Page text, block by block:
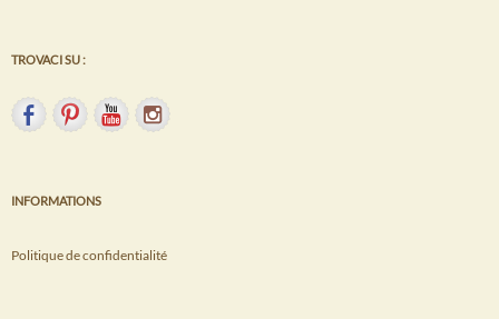
TROVACI SU :
INFORMATIONS
Politique de confidentialité